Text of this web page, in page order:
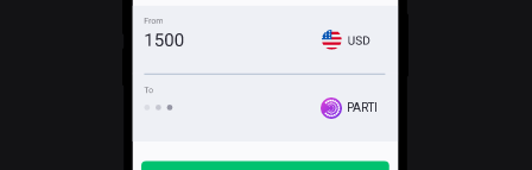
PARTI